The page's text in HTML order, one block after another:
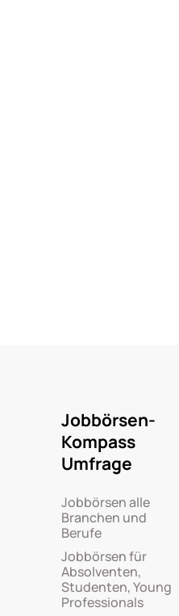
Jobbörsen-
Kompass
Umfrage
Jobbörsen alle
Branchen und
Berufe
Jobbörsen für
Absolventen,
Studenten, Young
Professionals